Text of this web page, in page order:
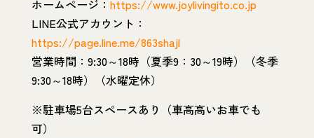
ホームページ： https://www.joylivingito.co.jp
LINE公式アカウント：
https://page.line.me/863shajl
営業時間：9:30～18時（夏季9：30～19時）（冬季
9:30～18時）（水曜定休）
※駐車場5台スペースあり（車高高いお車でも
可）